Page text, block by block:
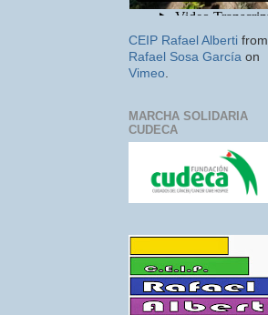
CEIP Rafael Alberti from
Rafael Sosa García on
Vimeo
MARCHA SOLIDARIA
CUDECA